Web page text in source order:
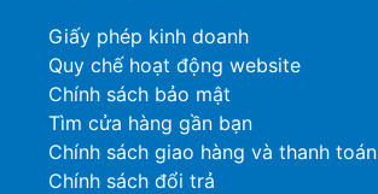
Giấy phép kinh doanh
Quy chế hoạt động website
Chính sách bảo mật
Tìm cửa hàng gần bạn
Chính sách giao hàng và thanh toán
Chính sách đổi trả